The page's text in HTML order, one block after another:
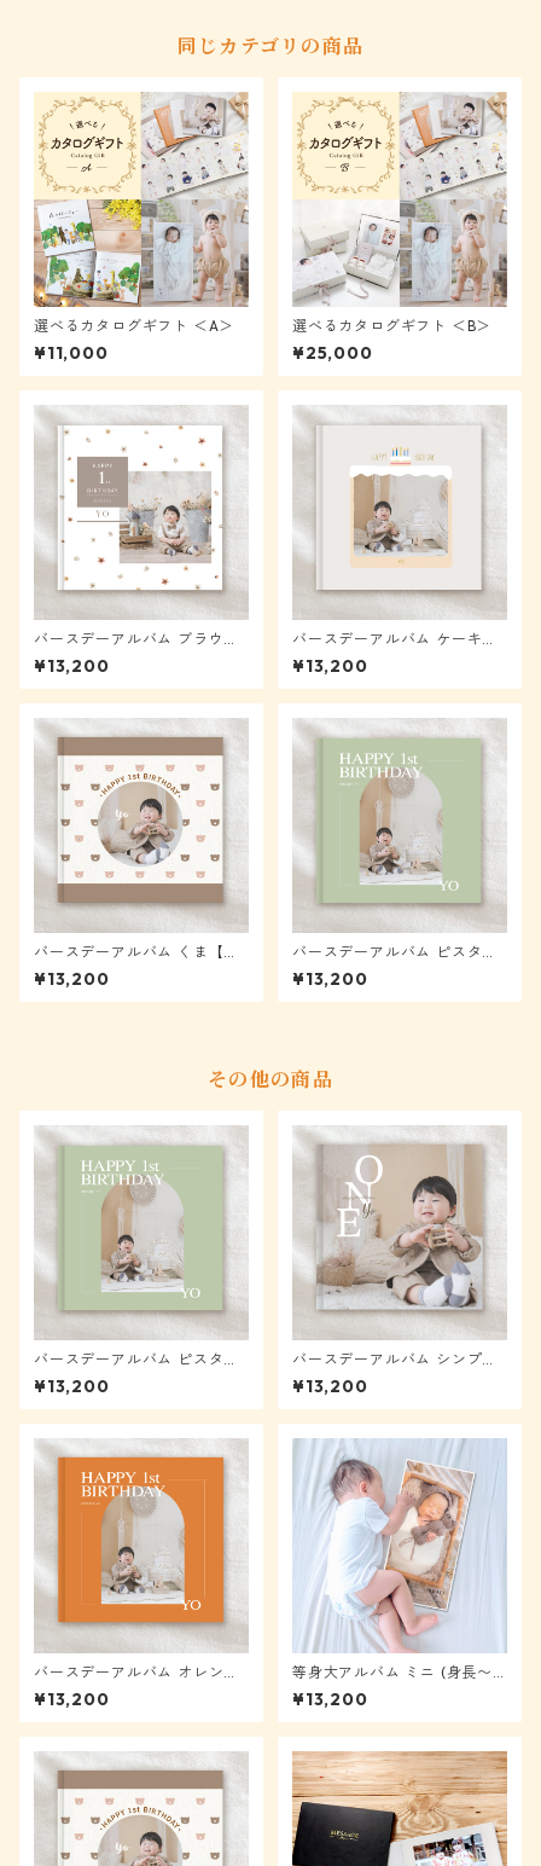
同じカテゴリの商品
選べるカタログギフト ＜A＞
¥11,000
選べるカタログギフト ＜B＞
¥25,000
バースデーアルバム ブラウン
フラワー【メール便送料無
料】★モニター様表示から4
0%OFF
¥13,200
バースデーアルバム ケーキ
【メール便送料無料】★モニ
ター様表示から40%OFF
¥13,200
バースデーアルバム くま【メ
ール便送料無料】★モニター
様表示から40%OFF
¥13,200
バースデーアルバム ピスタチ
オ【メール便送料無料】★モ
ニター様表示から40%OFF
¥13,200
その他の商品
バースデーアルバム ピスタチ
オ【メール便送料無料】★モ
ニター様表示から40%OFF
¥13,200
バースデーアルバム シンプル
【メール便送料無料】★モニ
ター様表示から40%OFF
¥13,200
バースデーアルバム オレンジ
【メール便送料無料】★モニ
ター様表示から40%OFF
¥13,200
等身大アルバム ミニ (身長〜6
0cm) ★モニター様表示から4
0%OFF
¥13,200